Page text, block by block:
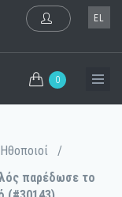
EL
0
Ηθοποιοί
/
παρέδωσε το